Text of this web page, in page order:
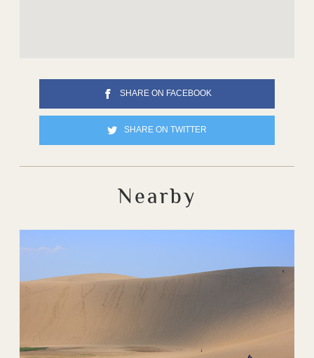
SHARE ON FACEBOOK
SHARE ON TWITTER
Nearby